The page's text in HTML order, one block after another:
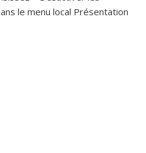
le menu local Présentation